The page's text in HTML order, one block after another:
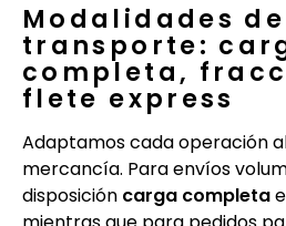
Modalidades de
transporte:
completa,
flete express
Adaptamos cada operación
mercancía. Para envíos
disposición carga completa